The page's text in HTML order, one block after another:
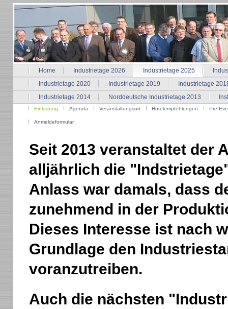
Home Industrietage 2026 Industrietage 2025
Industrietage 2020
Industrietage 2019
Industrietage
Industrietage 2014
Norddeutsche Industrietage 2013
Einladung Agenda Veranstaltungsort Hotelempfehlungen Pre-
Anmeldeformular
Seit 2013 veranstaltet der
alljährlich die
Anlass war damals, dass
zunehmend in der
Dieses Interesse ist nach
Grundlage den
voranzutreiben.
Auch die nächsten